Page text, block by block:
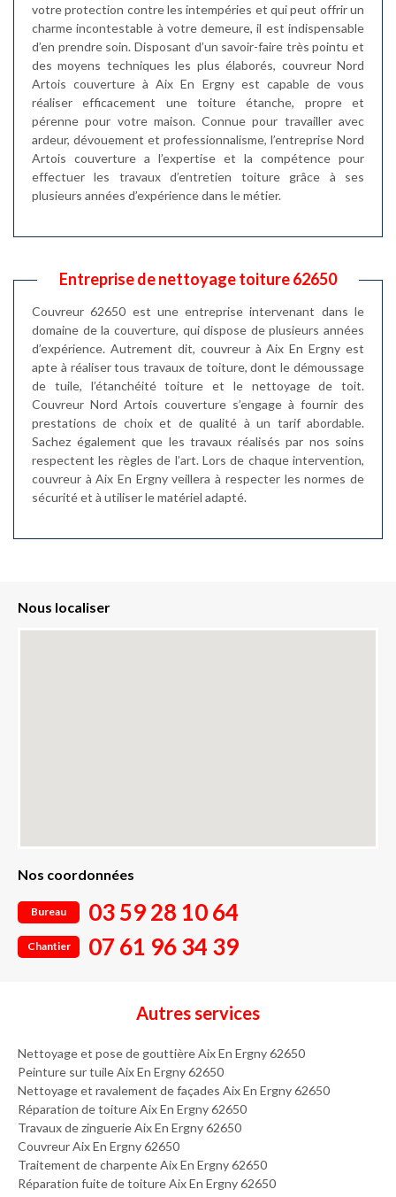
votre protection contre les intempéries et qui peut offrir un
charme incontestable à votre demeure, il est indispensable
d’en prendre soin. Disposant d’un savoir-faire très pointu et
des moyens techniques les plus élaborés, couvreur Nord
Artois couverture à Aix En Ergny est capable de vous
réaliser efficacement une toiture étanche, propre et
pérenne pour votre maison. Connue pour travailler avec
ardeur, dévouement et professionnalisme, l’entreprise Nord
Artois couverture a l’expertise et la compétence pour
effectuer les travaux d’entretien toiture grâce à ses
plusieurs années d’expérience dans le métier.
Entreprise de nettoyage toiture 62650
Couvreur 62650 est une entreprise intervenant dans le
domaine de la couverture, qui dispose de plusieurs années
d’expérience. Autrement dit, couvreur à Aix En Ergny est
apte à réaliser tous travaux de toiture, dont le démoussage
de tuile, l’étanchéité toiture et le nettoyage de toit.
Couvreur Nord Artois couverture s’engage à fournir des
prestations de choix et de qualité à un tarif abordable.
Sachez également que les travaux réalisés par nos soins
respectent les règles de l’art. Lors de chaque intervention,
couvreur à Aix En Ergny veillera à respecter les normes de
sécurité et à utiliser le matériel adapté.
Nous localiser
Nos coordonnées
Bureau 03 59 28 10 64
Chantier 07 61 96 34 39
Autres services
Nettoyage et pose de gouttière Aix En Ergny 62650
Peinture sur tuile Aix En Ergny 62650
Nettoyage et ravalement de façades Aix En Ergny 62650
Réparation de toiture Aix En Ergny 62650
Travaux de zinguerie Aix En Ergny 62650
Couvreur Aix En Ergny 62650
Traitement de charpente Aix En Ergny 62650
Réparation fuite de toiture Aix En Ergny 62650